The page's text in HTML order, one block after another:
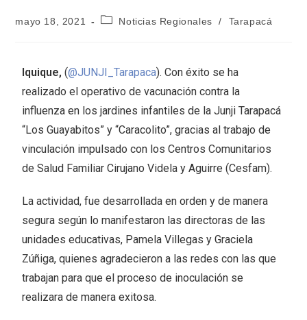
mayo 18, 2021 Noticias Regionales / Tarapacá
Iquique, (@JUNJI_Tarapaca). Con éxito se ha
realizado el operativo de vacunación contra la
influenza en los jardines infantiles de la Junji Tarapacá
“Los Guayabitos” y “Caracolito”, gracias al trabajo de
vinculación impulsado con los Centros Comunitarios
de Salud Familiar Cirujano Videla y Aguirre (Cesfam).
La actividad, fue desarrollada en orden y de manera
segura según lo manifestaron las directoras de las
unidades educativas, Pamela Villegas y Graciela
Zúñiga, quienes agradecieron a las redes con las que
trabajan para que el proceso de inoculación se
realizara de manera exitosa.